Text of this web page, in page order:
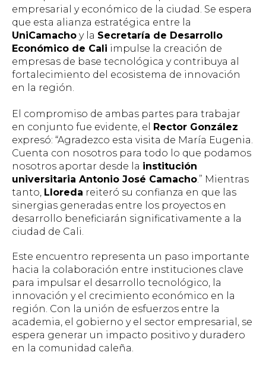
empresarial y económico de la ciudad. Se espera
que esta alianza estratégica entre la
UniCamacho y la Secretaría de Desarrollo
Económico de Cali impulse la creación de
empresas de base tecnológica y contribuya al
fortalecimiento del ecosistema de innovación
en la región.
El compromiso de ambas partes para trabajar
en conjunto fue evidente, el Rector González
expresó: “Agradezco esta visita de María Eugenia.
Cuenta con nosotros para todo lo que podamos
nosotros aportar desde la institución
universitaria Antonio José Camacho.” Mientras
tanto, Lloreda reiteró su confianza en que las
sinergias generadas entre los proyectos en
desarrollo beneficiarán significativamente a la
ciudad de Cali.
Este encuentro representa un paso importante
hacia la colaboración entre instituciones clave
para impulsar el desarrollo tecnológico, la
innovación y el crecimiento económico en la
región. Con la unión de esfuerzos entre la
academia, el gobierno y el sector empresarial, se
espera generar un impacto positivo y duradero
en la comunidad caleña.